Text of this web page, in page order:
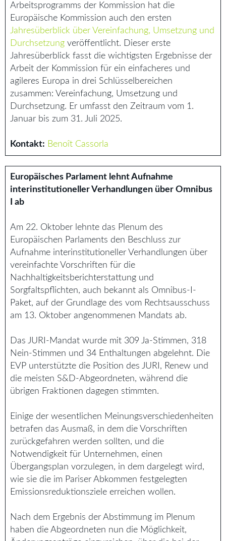
Arbeitsprogramms der Kommission hat die
Europäische Kommission auch den ersten
Jahresüberblick über Vereinfachung, Umsetzung und
Durchsetzung veröffentlicht. Dieser erste
Jahresüberblick fasst die wichtigsten Ergebnisse der
Arbeit der Kommission für ein einfacheres und
agileres Europa in drei Schlüsselbereichen
zusammen: Vereinfachung, Umsetzung und
Durchsetzung. Er umfasst den Zeitraum vom 1.
Januar bis zum 31. Juli 2025.
Kontakt: Benoît Cassorla
Europäisches Parlament lehnt Aufnahme
interinstitutioneller Verhandlungen über Omnibus
I ab
Am 22. Oktober lehnte das Plenum des
Europäischen Parlaments den Beschluss zur
Aufnahme interinstitutioneller Verhandlungen über
vereinfachte Vorschriften für die
Nachhaltigkeitsberichterstattung und
Sorgfaltspflichten, auch bekannt als Omnibus-I-
Paket, auf der Grundlage des vom Rechtsausschuss
am 13. Oktober angenommenen Mandats ab.
Das JURI-Mandat wurde mit 309 Ja-Stimmen, 318
Nein-Stimmen und 34 Enthaltungen abgelehnt. Die
EVP unterstützte die Position des JURI, Renew und
die meisten S&D-Abgeordneten, während die
übrigen Fraktionen dagegen stimmten.
Einige der wesentlichen Meinungsverschiedenheiten
betrafen das Ausmaß, in dem die Vorschriften
zurückgefahren werden sollten, und die
Notwendigkeit für Unternehmen, einen
Übergangsplan vorzulegen, in dem dargelegt wird,
wie sie die im Pariser Abkommen festgelegten
Emissionsreduktionsziele erreichen wollen.
Nach dem Ergebnis der Abstimmung im Plenum
haben die Abgeordneten nun die Möglichkeit,